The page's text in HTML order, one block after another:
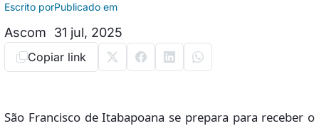
Escrito por
Ascom
Publicado em
31 jul, 2025
Copiar link
São Francisco de Itabapoana se prepara para receber o